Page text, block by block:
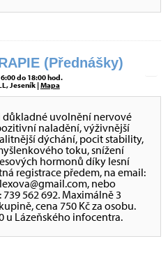
(Přednášky)
do 18:00 hod.
Jeseník |Mapa
důkladné uvolnění nervové
naladění, výživnější
dýchání, pocit stability,
toku, snížení
hormonů díky lesní
registrace předem, na email:
nebo
562 692. Maximálně 3
cena 750 Kč za osobu.
u Lázeňského infocentra.